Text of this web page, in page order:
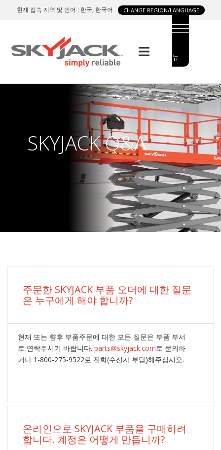
현재 접속 지역 및 언어 : 한국, 한국어 CHANGE REGION/LANGUAGE
MAIN
MENU
뉴
SKYJACK Q&A
주문한 SKYJACK 부품 오더에 대한 질문
은 누구에게 해야 합니까?
현재 또는 향후 부품주문에 대한 모든 질문은 부품 부서
로 연락주시기 바랍니다. parts@skyjack.com로 문의하
거나 1-800-275-9522로 전화(수신자 부담)해주십시오.
온라인으로 SKYJACK 부품을 구매하려
합니다. 계정은 어떻게 만듭니까?